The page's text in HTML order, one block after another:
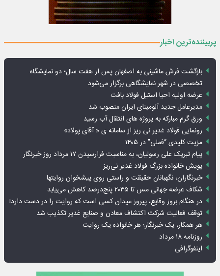
پربیننده‌ترین اخبار
بازگشت فرش ماشینی به اصفهان پس از هفت سال؛ دو نمایشگاه
تخصصی در شهر نمایشگاهی برگزار می‌شود
عرضه اولیه احیا استیل فولاد بافت
مدیرعامل جدید آلومینای ایران منصوب شد
ورق گرم مبارکه به پروژه های انتقال آب رسید
رونمایی فولاد غدیر نی ریز از سامانه ی « آقای پولاد»
مزیت کلیدی “فملی” در ۱۴۰۵
پیام تبریک علی رسولیان، به مناسبت فرارسیدن ۱۷ مرداد روز خبرنگار
پویش خانواده بزرگ فولاد غدیر نی‌ریز
خبرنگاران، نگهبانان حقیقت و راستی روی پیشخوان روایت­ها
شکاف عرضه جهانی مس تا ۲۰۳۵ پنج‌درصد کاهش می‌یابد
در هنگام بروز وقایع، پیروز میدان کسی است که روایت را در دست دارد!
توقف فعالیت شرکت اکتشاف معادن و صنایع غدیر تکذیب شد
هر همکار، یک خبرنگار؛ هر خانواده یک روایت
روزنامه ۱۸ مرداد
اینفوگرافی